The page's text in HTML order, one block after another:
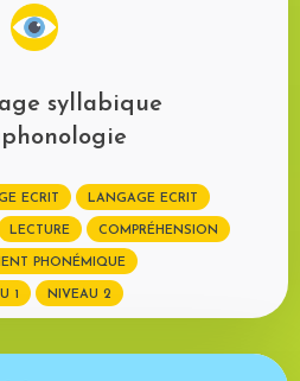
syllabique
ECRIT LANGAGE ECRIT
LECTURE COMPRÉHENSION
PHONÉMIQUE
1 NIVEAU 2